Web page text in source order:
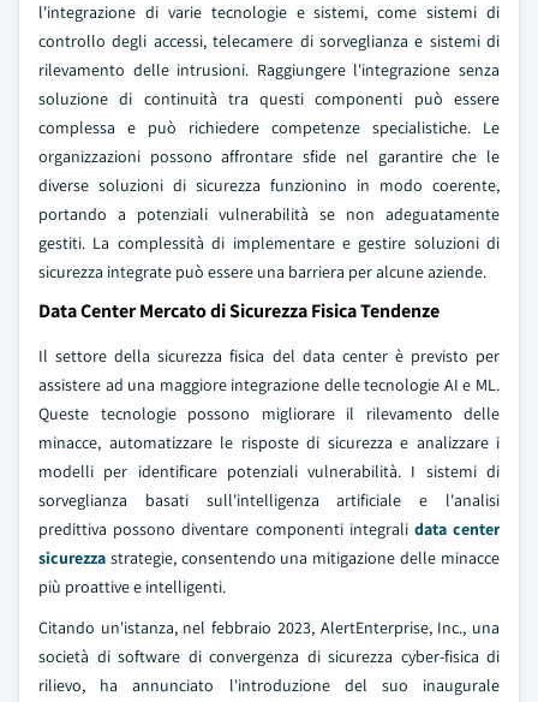
l'integrazione di varie tecnologie e sistemi, come sistemi di
controllo degli accessi, telecamere di sorveglianza e sistemi di
rilevamento delle intrusioni. Raggiungere l'integrazione senza
soluzione di continuità tra questi componenti può essere
complessa e può richiedere competenze specialistiche. Le
organizzazioni possono affrontare sfide nel garantire che le
diverse soluzioni di sicurezza funzionino in modo coerente,
portando a potenziali vulnerabilità se non adeguatamente
gestiti. La complessità di implementare e gestire soluzioni di
sicurezza integrate può essere una barriera per alcune aziende.
Data Center Mercato di Sicurezza Fisica Tendenze
Il settore della sicurezza fisica del data center è previsto per
assistere ad una maggiore integrazione delle tecnologie AI e ML.
Queste tecnologie possono migliorare il rilevamento delle
minacce, automatizzare le risposte di sicurezza e analizzare i
modelli per identificare potenziali vulnerabilità. I sistemi di
sorveglianza basati sull'intelligenza artificiale e l'analisi
predittiva possono diventare componenti integrali data center
sicurezza strategie, consentendo una mitigazione delle minacce
più proattive e intelligenti.
Citando un'istanza, nel febbraio 2023, AlertEnterprise, Inc., una
società di software di convergenza di sicurezza cyber-fisica di
rilievo, ha annunciato l'introduzione del suo inaugurale